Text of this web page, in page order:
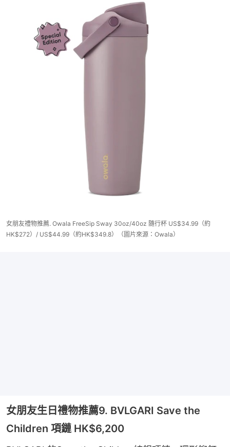
女朋友禮物推薦. Owala FreeSip Sway 30oz/40oz 隨行杯 US$34.99（約
HK$272）/ US$44.99（約HK$349.8）（圖片來源：Owala）
女朋友生日禮物推薦9. BVLGARI Save the
Children 項鏈 HK$6,200